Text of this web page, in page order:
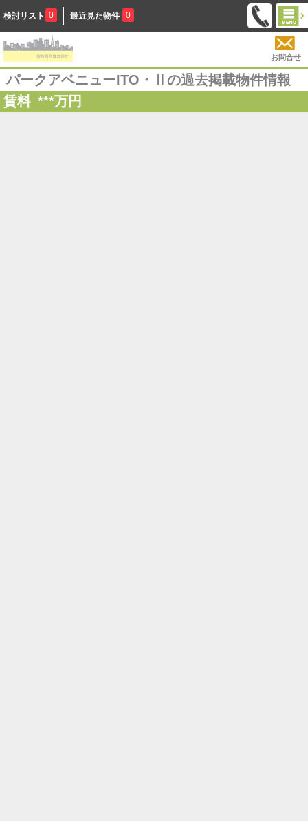
検討リスト 0 最近見た物件 0
お問合せ
パークアベニューITO・Ⅱの過去掲載物件情報
賃料 ***万円